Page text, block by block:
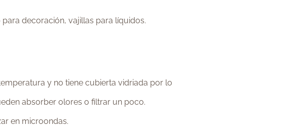
para decoración, vajillas para líquidos.
y no tiene cubierta vidriada por lo
absorber olores o filtrar un poco.
en microondas.